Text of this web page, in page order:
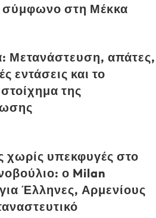
σύμφωνο στη Μέκκα
Μετανάστευση, απάτες,
εντάσεις και το
της
χωρίς υπεκφυγές στο
ο Milan
Έλληνες, Αρμενίους